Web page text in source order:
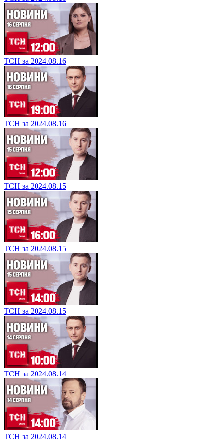
ТСН за 2024.08.16
ТСН за 2024.08.16
ТСН за 2024.08.15
ТСН за 2024.08.15
ТСН за 2024.08.15
ТСН за 2024.08.14
ТСН за 2024.08.14